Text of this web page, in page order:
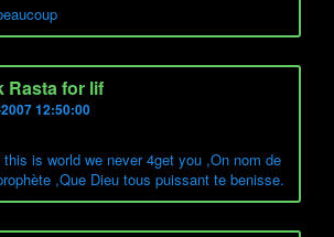
Rasta for lif
12:50:00
is world we never 4get you ,On nom de
,Que Dieu tous puissant te benisse.